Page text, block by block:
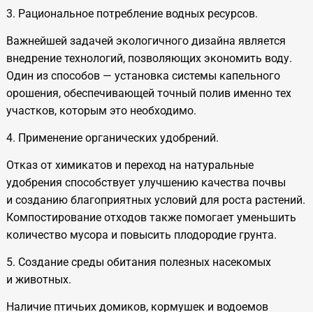
3. Рациональное потребление водных ресурсов.
Важнейшей задачей экологичного дизайна является
внедрение технологий, позволяющих экономить воду.
Один из способов — установка системы капельного
орошения, обеспечивающей точный полив именно тех
участков, которым это необходимо.
4. Применение органических удобрений.
Отказ от химикатов и переход на натуральные
удобрения способствует улучшению качества почвы
и созданию благоприятных условий для роста растений.
Компостирование отходов также помогает уменьшить
количество мусора и повысить плодородие грунта.
5. Создание среды обитания полезных насекомых
и животных.
Наличие птичьих домиков, кормушек и водоемов